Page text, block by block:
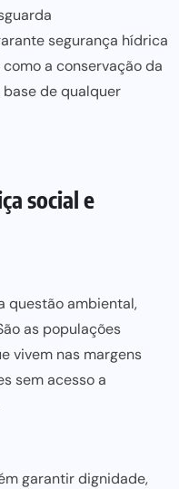
segurança hídrica
a conservação da
base de qualquer
social e
questão ambiental,
as populações
vivem nas margens
sem acessoa
garantir dignidade,